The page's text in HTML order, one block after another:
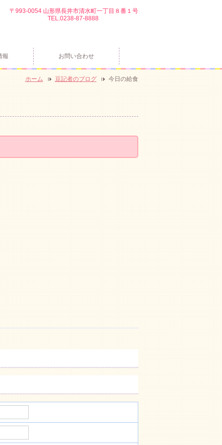
〒993-0054 山形県長井市清水町一丁目８番１号
TEL.0238-87-8888
報 お問い合わせ
ホーム 豆記者のブログ 今日の給食